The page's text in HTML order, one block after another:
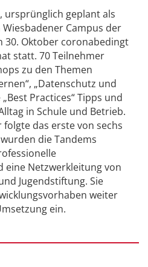
ursprünglich geplant als
Campus der
30. Oktober coronabedingt
statt. 70 Teilnehmer
zu den Themen
„Datenschutz und
Practices“ Tipps und
in Schule und Betrieb.
das erste von sechs
die Tandems
eine Netzwerkleitung von
Jugendstiftung. Sie
weiter
ein.